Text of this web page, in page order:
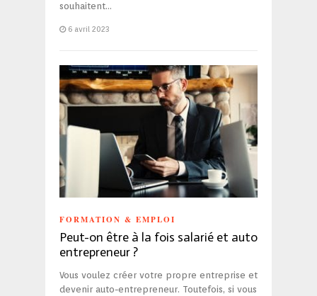
souhaitent…
6 avril 2023
FORMATION & EMPLOI
Peut-on être à la fois salarié et auto
entrepreneur ?
Vous voulez créer votre propre entreprise et
devenir auto-entrepreneur. Toutefois, si vous